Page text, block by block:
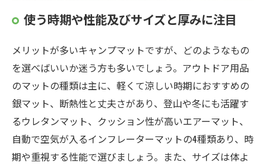
使う時期や性能及びサイズと厚みに注目
メリットが多いキャンプマットですが、どのようなもの
を選べばいいか迷う方も多いでしょう。アウトドア用品
のマットの種類は主に、軽くて涼しい時期におすすめの
銀マット、断熱性と丈夫さがあり、登山や冬にも活躍す
るウレタンマット、クッション性が高いエアーマット、
自動で空気が入るインフレーターマットの4種類あり、時
期や重視する性能で選びましょう。また、サイズは体よ